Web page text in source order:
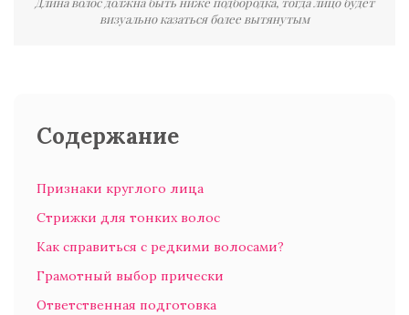
визуально казаться более вытянутым
Содержание
Признаки круглого лица
Стрижки для тонких волос
Как справиться с редкими волосами?
Грамотный выбор прически
Ответственная подготовка